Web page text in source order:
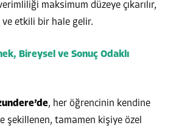
maksimum düzeye çıkarılır,
etkili bir hale gelir.
Bireysel ve Sonuç Odaklı
, her öğrencinin kendine
şekillenen, tamamen kişiye özel